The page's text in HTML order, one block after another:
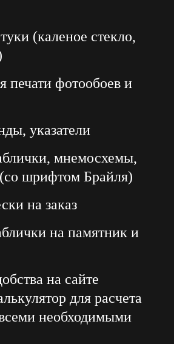
(каленое стекло,
печати фотообоев и
указатели
мнемосхемы,
шрифтом Брайля)
на заказ
на памятник и
на сайте
для расчета
необходимыми